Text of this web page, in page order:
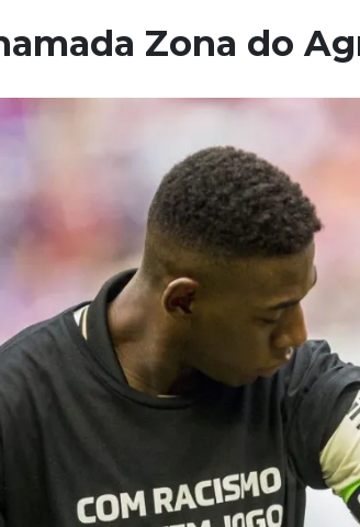
Zona do